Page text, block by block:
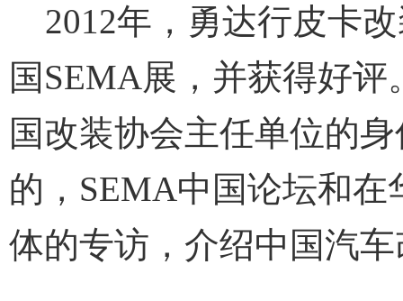
2012年，勇达行皮卡
国SEMA展，并获得好
国改装协会主任单位的
的，SEMA中国论坛和
体的专访，介绍中国汽